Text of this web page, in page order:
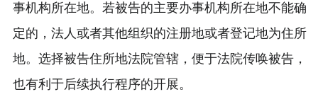
事机构所在地。若被告的主要办事机构所在地不能确
定的，法人或者其他组织的注册地或者登记地为住所
地。选择被告住所地法院管辖，便于法院传唤被告，
也有利于后续执行程序的开展。